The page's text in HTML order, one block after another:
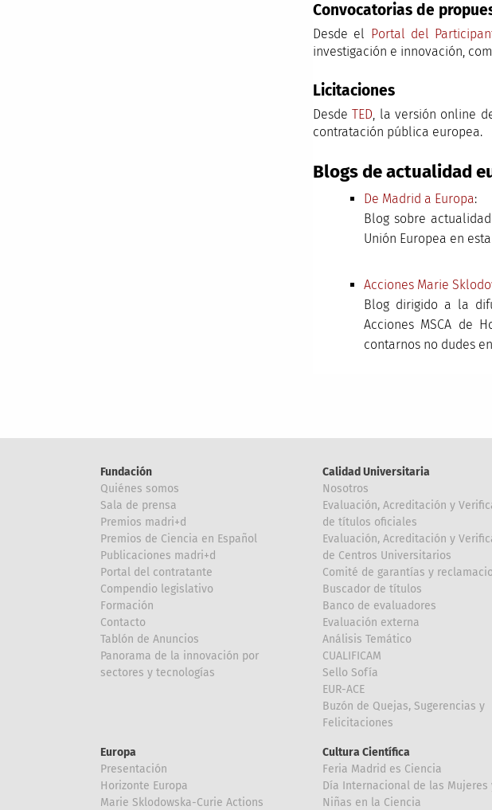
Convocatorias de
Desde el Portal del
investigación e innovación,
Licitaciones
DesdeTED, la versión online
contratación pública europea.
Blogs de actualidad
De Madrid a Europa:
Blog sobre
Unión Europea en
Acciones Marie
Blog dirigido a la
Acciones MSCA de
contarnos no dudes
Fundación
Quiénes somos
Sala de prensa
Premios madri+d
Premios de Ciencia en Español
Publicaciones madri+d
Portal del contratante
Compendio legislativo
Formación
Contacto
Tablón de Anuncios
Panorama de la innovación por
sectores y tecnologías
Calidad Universitaria
Nosotros
Evaluación, Acreditación y
de títulos oficiales
Evaluación, Acreditación y
de Centros Universitarios
Comité de garantías y
Buscador de títulos
Banco de evaluadores
Evaluación externa
Análisis Temático
CUALIFICAM
Sello Sofía
EUR-ACE
Buzón de Quejas, Sugerencias y
Felicitaciones
Europa
Presentación
Horizonte Europa
Marie Sklodowska-Curie Actions
Cultura Científica
Feria Madrid es Ciencia
Día Internacional de las Mujeres
Niñas en la Ciencia